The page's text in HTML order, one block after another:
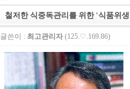
철저한 식중독관리를 위한 '식품위
글쓴이 : 최고관리자(125.♡.169.86)